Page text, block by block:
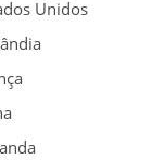
Unidos